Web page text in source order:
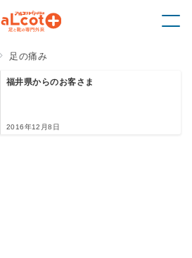
足の痛み
福井県からのお客さま
2016年12月8日